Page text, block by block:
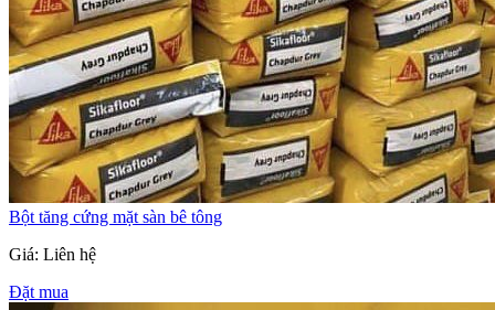
Bột tăng cứng mặt sàn bê tông
Giá: Liên hệ
Đặt mua